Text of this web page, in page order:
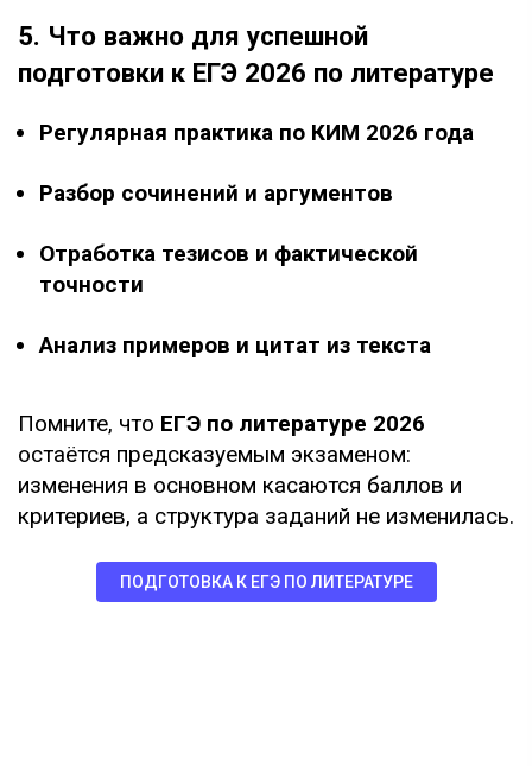
5. Что важно для успешной
подготовки к ЕГЭ 2026 по литературе
Регулярная практика по КИМ 2026 года
Разбор сочинений и аргументов
Отработка тезисов и фактической
точности
Анализ примеров и цитат из текста
Помните, что ЕГЭ по литературе 2026
остаётся предсказуемым экзаменом:
изменения в основном касаются баллов и
критериев, а структура заданий не изменилась.
ПОДГОТОВКА К ЕГЭ ПО ЛИТЕРАТУРЕ